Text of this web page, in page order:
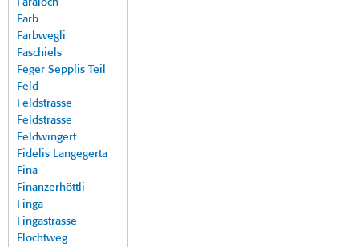
Faraloch
Farb
Farbwegli
Faschiels
Feger Sepplis Teil
Feld
Feldstrasse
Feldstrasse
Feldwingert
Fidelis Langegerta
Fina
Finanzerhöttli
Finga
Fingastrasse
Flochtweg